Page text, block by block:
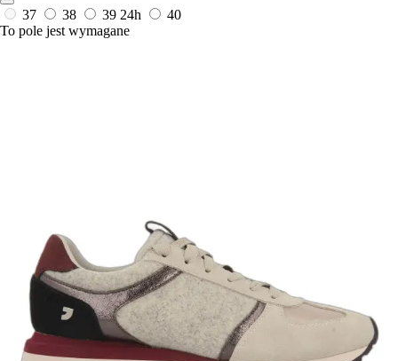
37 38 39 24h
40
To pole jest wymagane